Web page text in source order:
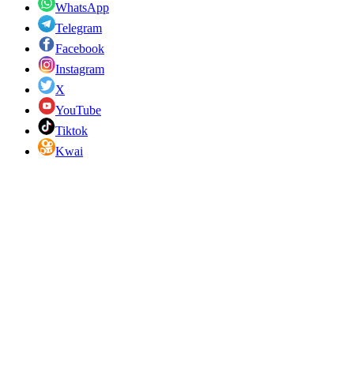
WhatsApp
Telegram
Facebook
Instagram
X
YouTube
Tiktok
Kwai